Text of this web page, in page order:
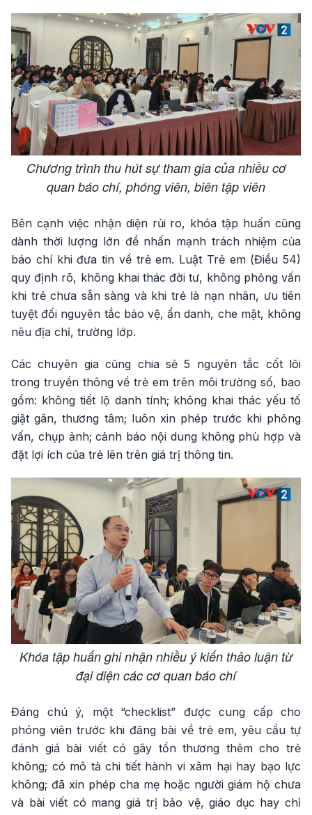
Chương trình thu hút sự tham gia của nhiều cơ
quan báo chí, phóng viên, biên tập viên
Bên cạnh việc nhận diện rủi ro, khóa tập huấn cũng
dành thời lượng lớn để nhấn mạnh trách nhiệm của
báo chí khi đưa tin về trẻ em. Luật Trẻ em (Điều 54)
quy định rõ, không khai thác đời tư, không phỏng vấn
khi trẻ chưa sẵn sàng và khi trẻ là nạn nhân, ưu tiên
tuyệt đối nguyên tắc bảo vệ, ẩn danh, che mặt, không
nêu địa chỉ, trường lớp.
Các chuyên gia cũng chia sẻ 5 nguyên tắc cốt lõi
trong truyền thông về trẻ em trên môi trường số, bao
gồm: không tiết lộ danh tính; không khai thác yếu tố
giật gân, thương tâm; luôn xin phép trước khi phỏng
vấn, chụp ảnh; cảnh báo nội dung không phù hợp và
đặt lợi ích của trẻ lên trên giá trị thông tin.
Khóa tập huấn ghi nhận nhiều ý kiến thảo luận từ
đại diện các cơ quan báo chí
Đáng chú ý, một “checklist” được cung cấp cho
phóng viên trước khi đăng bài về trẻ em, yêu cầu tự
đánh giá bài viết có gây tổn thương thêm cho trẻ
không; có mô tả chi tiết hành vi xâm hại hay bạo lực
không; đã xin phép cha mẹ hoặc người giám hộ chưa
và bài viết có mang giá trị bảo vệ, giáo dục hay chỉ